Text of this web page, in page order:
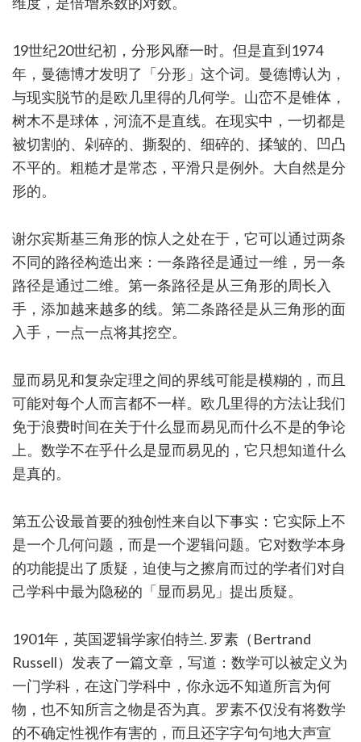
19世纪20世纪初，分形风靡一时。但是直到1974
年，曼德博才发明了「分形」这个词。曼德博认为，
与现实脱节的是欧几里得的几何学。山峦不是锥体，
树木不是球体，河流不是直线。在现实中，一切都是
被切割的、剁碎的、撕裂的、细碎的、揉皱的、凹凸
不平的。粗糙才是常态，平滑只是例外。大自然是分
形的。
谢尔宾斯基三角形的惊人之处在于，它可以通过两条
不同的路径构造出来：一条路径是通过一维，另一条
路径是通过二维。第一条路径是从三角形的周长入
手，添加越来越多的线。第二条路径是从三角形的面
入手，一点一点将其挖空。
显而易见和复杂定理之间的界线可能是模糊的，而且
可能对每个人而言都不一样。欧几里得的方法让我们
免于浪费时间在关于什么显而易见而什么不是的争论
上。数学不在乎什么是显而易见的，它只想知道什么
是真的。
第五公设最首要的独创性来自以下事实：它实际上不
是一个几何问题，而是一个逻辑问题。它对数学本身
的功能提出了质疑，迫使与之擦肩而过的学者们对自
己学科中最为隐秘的「显而易见」提出质疑。
1901年，英国逻辑学家伯特兰. 罗素（Bertrand
Russell）发表了一篇文章，写道：数学可以被定义为
一门学科，在这门学科中，你永远不知道所言为何
物，也不知所言之物是否为真。罗素不仅没有将数学
的不确定性视作有害的，而且还字字句句地大声宣